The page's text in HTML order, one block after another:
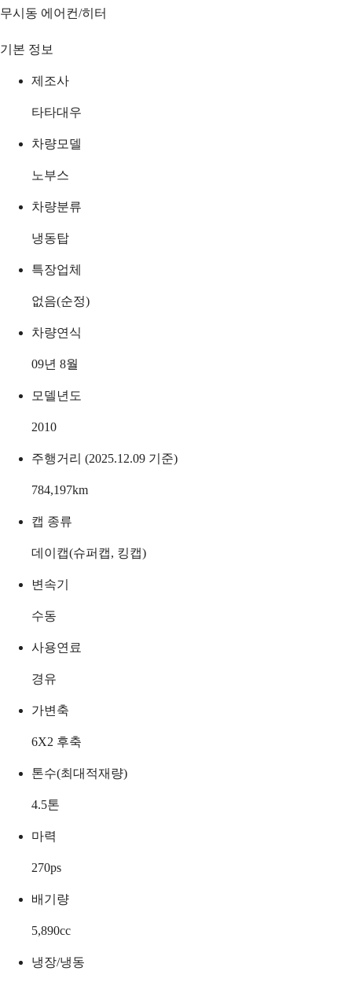
무시동 에어컨/히터
기본 정보
제조사
타타대우
차량모델
노부스
차량분류
냉동탑
특장업체
없음(순정)
차량연식
09년 8월
모델년도
2010
주행거리 (2025.12.09 기준)
784,197km
캡 종류
데이캡(슈퍼캡, 킹캡)
변속기
수동
사용연료
경유
가변축
6X2 후축
톤수(최대적재량)
4.5톤
마력
270ps
배기량
5,890cc
냉장/냉동